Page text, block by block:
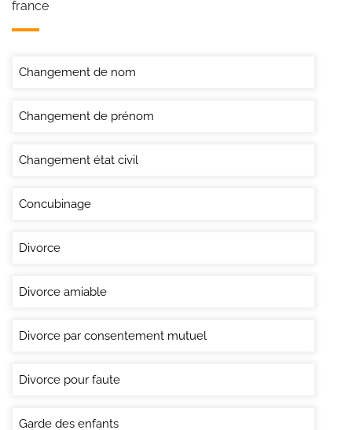
france
Changement de nom
Changement de prénom
Changement état civil
Concubinage
Divorce
Divorce amiable
Divorce par consentement mutuel
Divorce pour faute
Garde des enfants